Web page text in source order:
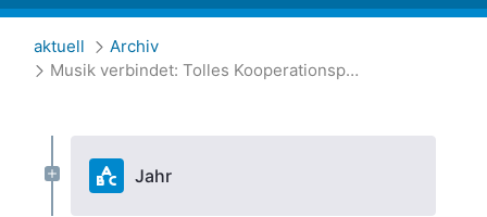
Musik verbindet: Tolles
aktuell
Archiv
Musik verbindet: Tolles Kooperationsprojekt der Partnerklasse Wurmannsquick
Jahr